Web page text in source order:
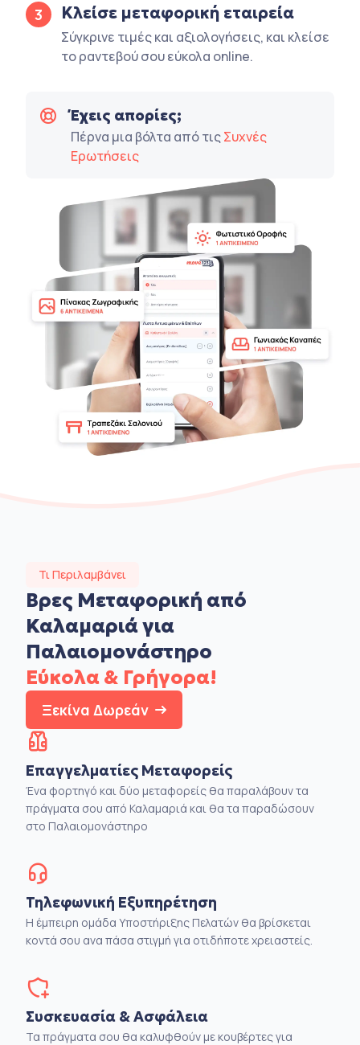
3 Κλείσε μεταφορική εταιρεία
Σύγκρινε τιμές και αξιολογήσεις, και κλείσε
το ραντεβού σου εύκολα online.
Έχεις απορίες;
Πέρνα μια βόλτα από τιςΣυχνές
Ερωτήσεις
Τι Περιλαμβάνει
Βρες Μεταφορική από
Καλαμαριά για
Παλαιομονάστηρο
Εύκολα & Γρήγορα!
Ξεκίνα Δωρεάν
Επαγγελματίες Μεταφορείς
Ένα φορτηγό και δύο μεταφορείς θα παραλάβουν τα
πράγματα σου από Καλαμαριά και θα τα παραδώσουν
στο Παλαιομονάστηρο
Τηλεφωνική Εξυπηρέτηση
Η έμπειρη ομάδα Υποστήριξης Πελατών θα βρίσκεται
κοντά σου ανα πάσα στιγμή για οτιδήποτε χρειαστείς.
Συσκευασία & Ασφάλεια
Τα πράγματα σου θα καλυφθούν με κουβέρτες για